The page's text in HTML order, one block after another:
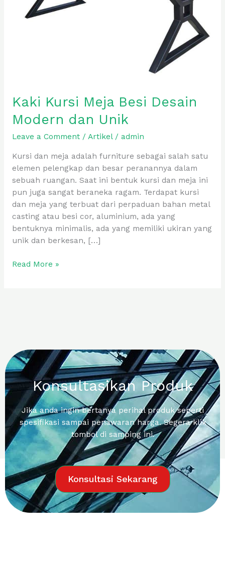
Kaki Kursi Meja Besi Desain
Modern dan Unik
Leave a Comment / Artikel/ admin
Kursi dan meja adalah furniture sebagai salah satu
elemen pelengkap dan besar peranannya dalam
sebuah ruangan. Saat ini bentuk kursi dan meja ini
pun juga sangat beraneka ragam. Terdapat kursi
dan meja yang terbuat dari perpaduan bahan metal
casting atau besi cor, aluminium, ada yang
bentuknya minimalis, ada yang memiliki ukiran yang
unik dan berkesan, […]
Unik
Read More »
Konsultasikan Produk
Jika anda ingin bertanya perihal produk seperti
spesifikasi sampai penawaran harga. Segera klik
tombol di samping ini.
Konsultasi Sekarang